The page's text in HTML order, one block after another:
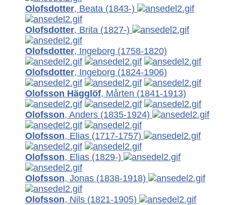
Olofsdotter, Beata (1843-)
Olofsdotter, Brita (1827-)
Olofsdotter, Ingeborg (1758-1820)
Olofsdotter, Ingeborg (1824-1906)
Olofsson Hägglöf, Mårten (1841-1913)
Olofsson, Anders (1835-1924)
Olofsson, Elias (1717-1757)
Olofsson, Elias (1829-)
Olofsson, Jonas (1838-1918)
Olofsson, Nils (1821-1905)